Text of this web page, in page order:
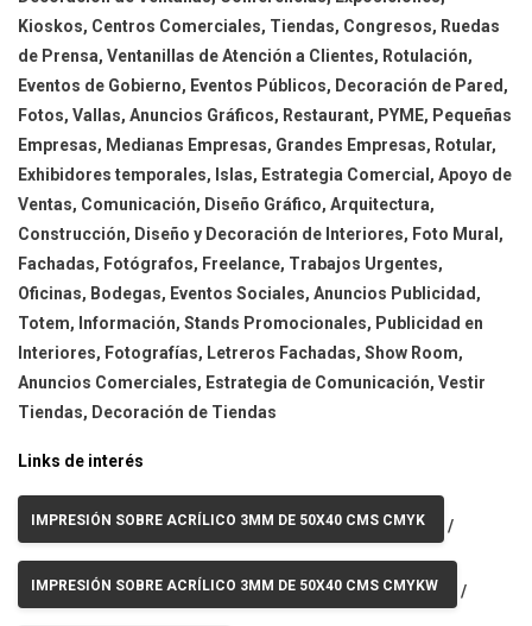
Kioskos, Centros Comerciales, Tiendas, Congresos, Ruedas
de Prensa, Ventanillas de Atención a Clientes, Rotulación,
Eventos de Gobierno, Eventos Públicos, Decoración de Pared,
Fotos, Vallas, Anuncios Gráficos, Restaurant, PYME, Pequeñas
Empresas, Medianas Empresas, Grandes Empresas, Rotular,
Exhibidores temporales, Islas, Estrategia Comercial, Apoyo de
Ventas, Comunicación, Diseño Gráfico, Arquitectura,
Construcción, Diseño y Decoración de Interiores, Foto Mural,
Fachadas, Fotógrafos, Freelance, Trabajos Urgentes,
Oficinas, Bodegas, Eventos Sociales, Anuncios Publicidad,
Totem, Información, Stands Promocionales, Publicidad en
Interiores, Fotografías, Letreros Fachadas, Show Room,
Anuncios Comerciales, Estrategia de Comunicación, Vestir
Tiendas, Decoración de Tiendas
Links de interés
IMPRESIÓN SOBRE ACRÍLICO 3MM DE 50X40 CMS CMYK /
IMPRESIÓN SOBRE ACRÍLICO 3MM DE 50X40 CMS CMYKW /